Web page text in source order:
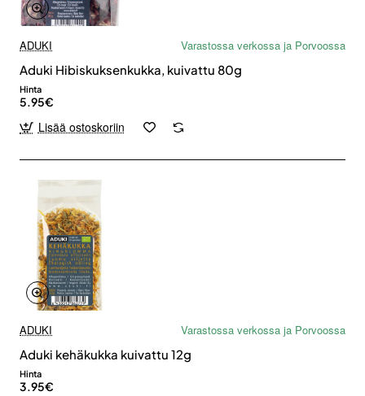
ADUKI
Varastossa verkossa ja Porvoossa
Aduki Hibiskuksenkukka, kuivattu 80g
Hinta
5.95€
Lisää ostoskoriin
ADUKI
Varastossa verkossa ja Porvoossa
Aduki kehäkukka kuivattu 12g
Hinta
3.95€